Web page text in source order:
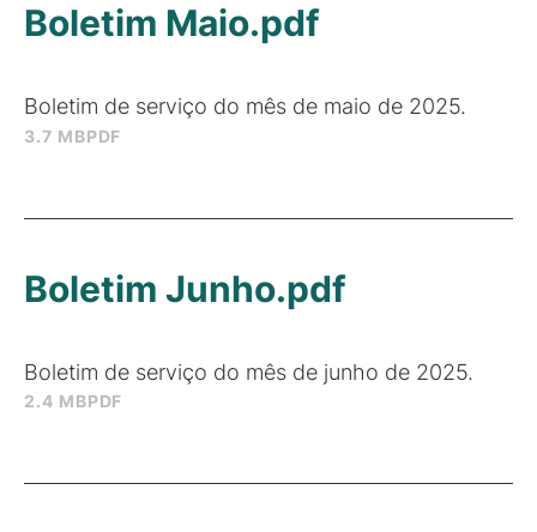
3.7 MBPDF
Boletim Maio.pdf
Boletim de serviço do mês de maio de 2025.
2.4 MBPDF
Boletim Junho.pdf
Boletim de serviço do mês de junho de 2025.